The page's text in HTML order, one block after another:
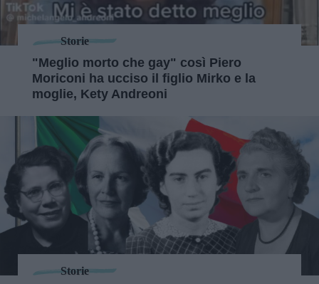
Storie
"Meglio morto che gay" così Piero
Moriconi ha ucciso il figlio Mirko e la
moglie, Kety Andreoni
Storie